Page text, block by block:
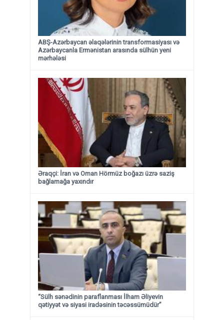
ABŞ-Azərbaycan əlaqələrinin transformasiyası və
Azərbaycanla Ermənistan arasında sülhün yeni
mərhələsi
Əraqçi: İran və Oman Hörmüz boğazı üzrə saziş
bağlamağa yaxındır
“Sülh sənədinin paraflanması İlham Əliyevin
qətiyyət və siyasi iradəsinin təcəssümüdür”